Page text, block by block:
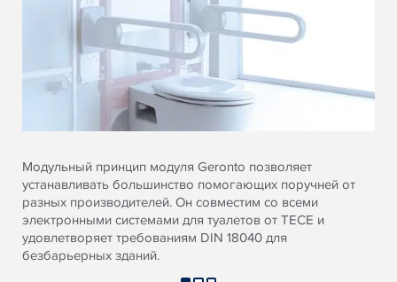
Модульный принцип модуля Geronto позволяет
устанавливать большинство помогающих поручней от
разных производителей. Он совместим со всеми
электронными системами для туалетов от TECE и
удовлетворяет требованиям DIN 18040 для
безбарьерных зданий.